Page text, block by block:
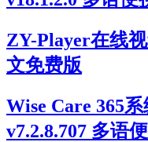
ZY-Player在线
文免费版
Wise Care 365
v7.2.8.707 多语